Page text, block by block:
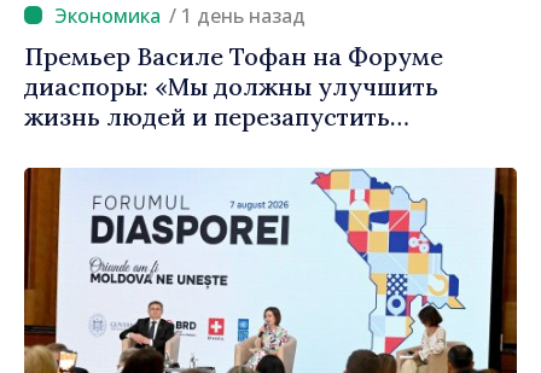
/ 1 день назад
Премьер Василе Тофан на Форуме
диаспоры: «Мы должны улучшить
жизнь людей и перезапустить